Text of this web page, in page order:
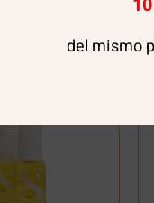
+
del mismo